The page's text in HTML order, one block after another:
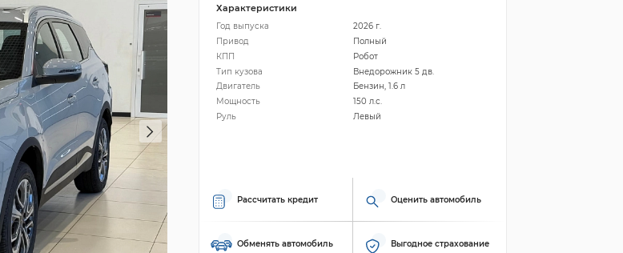
Характеристики
Год выпуска
2026 г.
Привод
Полный
КПП
Робот
Тип кузова
Внедорожник 5 дв.
Двигатель
Бензин, 1.6 л
Мощность
150 л.с.
Руль
Левый
Рассчитать кредит Оценить автомобиль
Обменять автомобиль Выгодное страхование